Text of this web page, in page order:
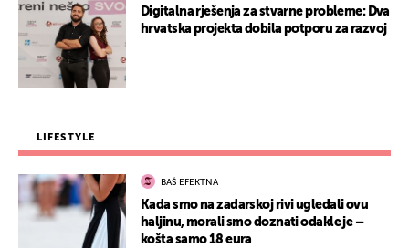
Digitalna rješenja za stvarne probleme: Dva
hrvatska projekta dobila potporu za razvoj
LIFESTYLE
BAŠ EFEKTNA
Kada smo na zadarskoj rivi ugledali ovu
haljinu, morali smo doznati odakle je –
košta samo 18 eura